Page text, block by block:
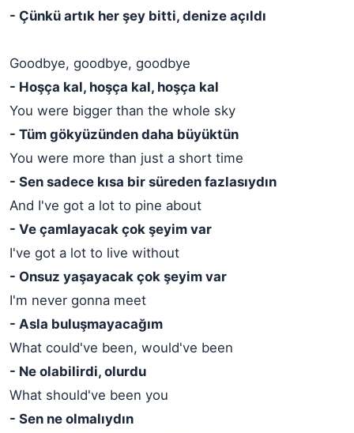
- Çünkü artık her şey bitti, denize açıldı
Goodbye, goodbye, goodbye
- Hoşça kal, hoşça kal, hoşça kal
You were bigger than the whole sky
- Tüm gökyüzünden daha büyüktün
You were more than just a short time
- Sen sadece kısa bir süreden fazlasıydın
And I've got a lot to pine about
- Ve çamlayacak çok şeyim var
I've got a lot to live without
- Onsuz yaşayacak çok şeyim var
I'm never gonna meet
- Asla buluşmayacağım
What could've been, would've been
- Ne olabilirdi, olurdu
What should've been you
- Sen ne olmalıydın